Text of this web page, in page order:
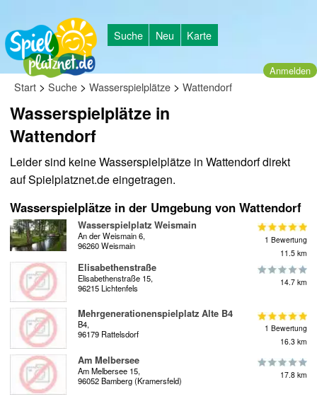
Suche Neu Karte
Anmelden
Start > Suche > Wasserspielplätze > Wattendorf
Wasserspielplätze in
Wattendorf
Leider sind keine Wasserspielplätze in Wattendorf direkt
auf Spielplatznet.de eingetragen.
Wasserspielplätze in der Umgebung von Wattendorf
Wasserspielplatz Weismain
An der Weismain 6,
96260 Weismain
1 Bewertung
11.5 km
Elisabethenstraße
Elisabethenstraße 15,
96215 Lichtenfels
14.7 km
Mehrgenerationenspielplatz Alte B4
B4,
96179 Rattelsdorf
1 Bewertung
16.3 km
Am Melbersee
Am Melbersee 15,
96052 Bamberg (Kramersfeld)
17.8 km